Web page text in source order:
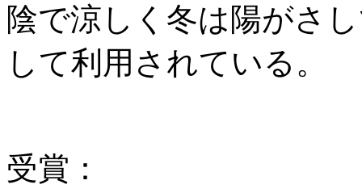
陰で涼しく冬は陽がさ
して利用されている。
受賞：